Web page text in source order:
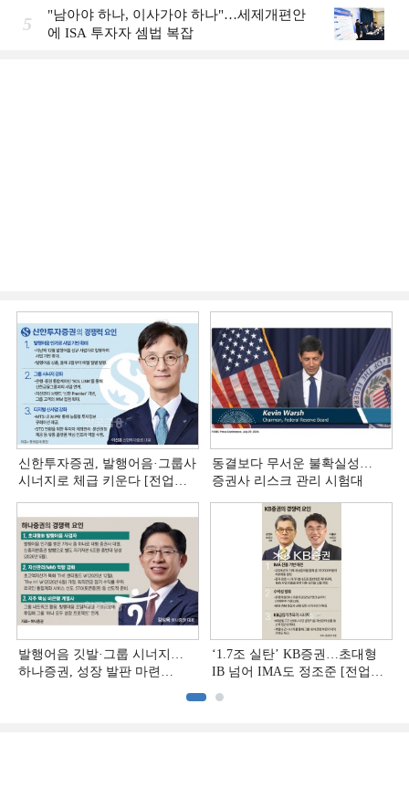
5
"남아야 하나, 이사가야 하나"…세제개편안
에 ISA 투자자 셈법 복잡
신한투자증권, 발행어음·그룹사
시너지로 체급 키운다 [전업계
동결보다 무서운 불확실성…
증권사 리스크 관리 시험대
발행어음 깃발·그룹 시너지…
하나증권, 성장 발판 마련
‘1.7조 실탄’ KB증권…초대형
IB 넘어 IMA도 정조준 [전업계